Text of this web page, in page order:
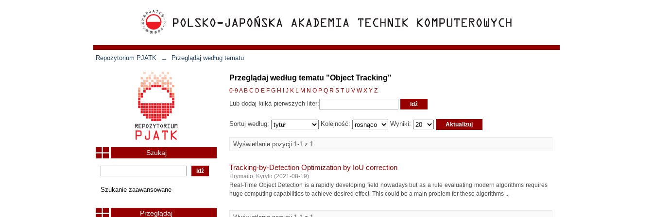
Repozytorium PJATK → Przeglądaj według tematu
Przeglądaj według tematu "Object Tracking"
0-9A B C D E F G H J K L M N O P Q R S T U V W X Y Z
Lub dodaj kilka pierwszych liter:
Sortuj według: Kolejność: Wyniki:
Wyświetlanie pozycji 1-1 z 1
Tracking-by-Detection Optimization by IoU correction
Hrymailo, Kyrylo (2021-08-19)
Real-Time Object Detection is a rapidly developing field nowadays but as a rule evaluating modern algorithms requires
huge computing capabilities to achieve desired effect. This could be a main problem for these algorithms ...
Szukaj
Szukanie zaawansowane
Przeglądaj